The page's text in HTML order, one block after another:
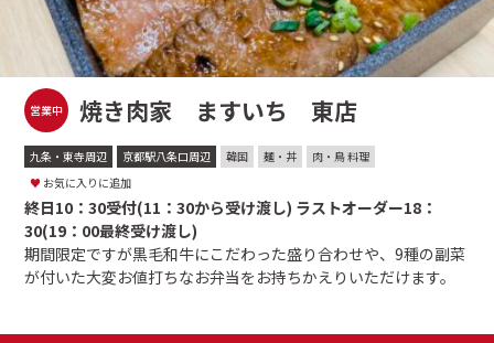
営業中 焼き肉家 ますいち 東店
九条・東寺周辺 京都駅八条口周辺 韓国 麺・丼
肉・鳥 料理
♥ お気に入りに追加
終日10：30受付(11：30から受け渡し) ラストオーダー18：
30(19：00最終受け渡し)
期間限定ですが黒毛和牛にこだわった盛り合わせや、9種の副菜
が付いた大変お値打ちなお弁当をお持ちかえりいただけます。